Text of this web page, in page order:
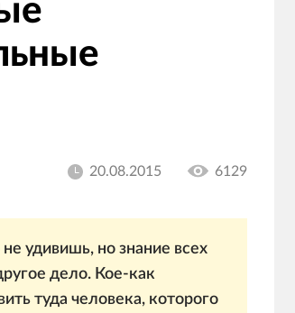
20.08.2015 6129
удивишь, но знание всех
дело. Кое-как
туда человека, которого